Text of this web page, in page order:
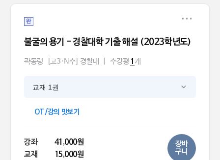
완
불굴의 용기 - 경찰대학 기출 해설 (2023학년도)
곽동령 [고3·N수] 경찰대 수강평 1 개
교재 1권
OT/강의 맛보기
강좌
41,000원
교재
15,000원
장바
구니